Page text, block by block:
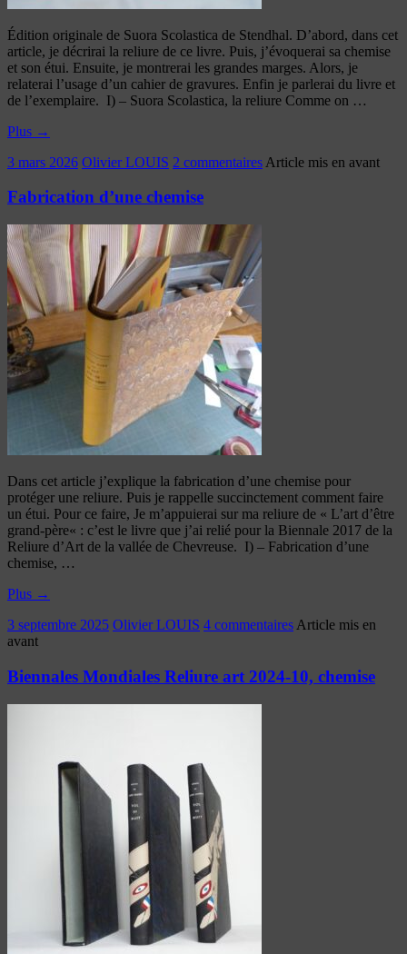
Édition originale de Suora Scolastica de Stendhal. D’abord, dans cet
article, je décrirai la reliure de ce livre. Puis, j’évoquerai sa chemise
et son étui. Ensuite, je montrerai les grandes marges. Alors, je
relaterai l’usage d’un cahier de gravures. Enfin je parlerai du livre et
de l’exemplaire. I) – Suora Scolastica, la reliure Comme on …
Plus →
3 mars 2026 Olivier LOUIS 2 commentaires Article mis en avant
Fabrication d’une chemise
Dans cet article j’explique la fabrication d’une chemise pour
protéger une reliure. Puis je rappelle succinctement comment faire
un étui. Pour ce faire, Je m’appuierai sur ma reliure de « L’art d’être
grand-père« : c’est le livre que j’ai relié pour la Biennale 2017 de la
Reliure d’Art de la vallée de Chevreuse. I) – Fabrication d’une
chemise, …
Plus →
3 septembre 2025 Olivier LOUIS 4 commentaires Article mis en
avant
Biennales Mondiales Reliure art 2024-10, chemise